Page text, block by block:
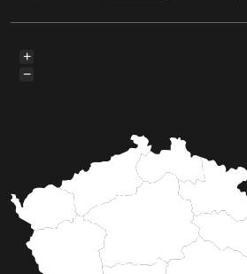
+
−